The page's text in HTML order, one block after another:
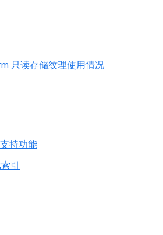
只读存储纹理使用情况
持功能
引